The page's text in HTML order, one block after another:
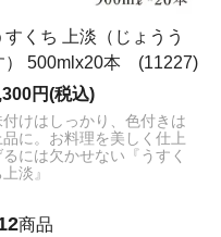
すくち 上淡（じょうう
） 500mlx20本 (11227)
円(税込)
付けはしっかり、色付きは
品に。お料理を美しく仕上
るには欠かせない『うすく
淡』
商品